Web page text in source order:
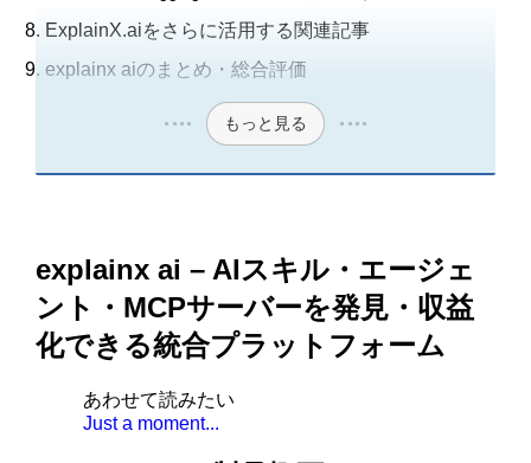
ExplainX.aiをさらに活用する関連記事
explainx aiのまとめ・総合評価
もっと見る
explainx ai – AIスキル・エージェ
ント・MCPサーバーを発見・収益
化できる統合プラットフォーム
あわせて読みたい
Just a moment...